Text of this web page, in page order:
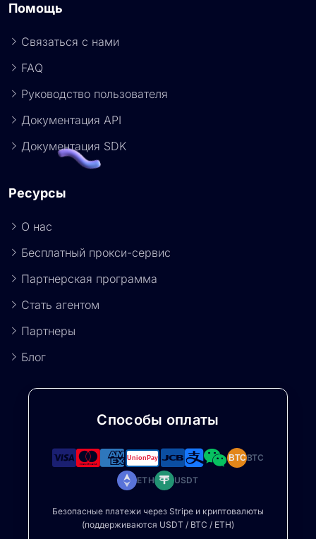
Помощь
Связаться с нами
FAQ
Руководство пользователя
Документация API
Документация SDK
Ресурсы
О нас
Бесплатный прокси-сервис
Партнерская программа
Стать агентом
Партнеры
Блог
Способы оплаты
BTCBTC
ETH USDT
Безопасные платежи через Stripe и криптовалюты
(поддерживаются USDT / BTC / ETH)